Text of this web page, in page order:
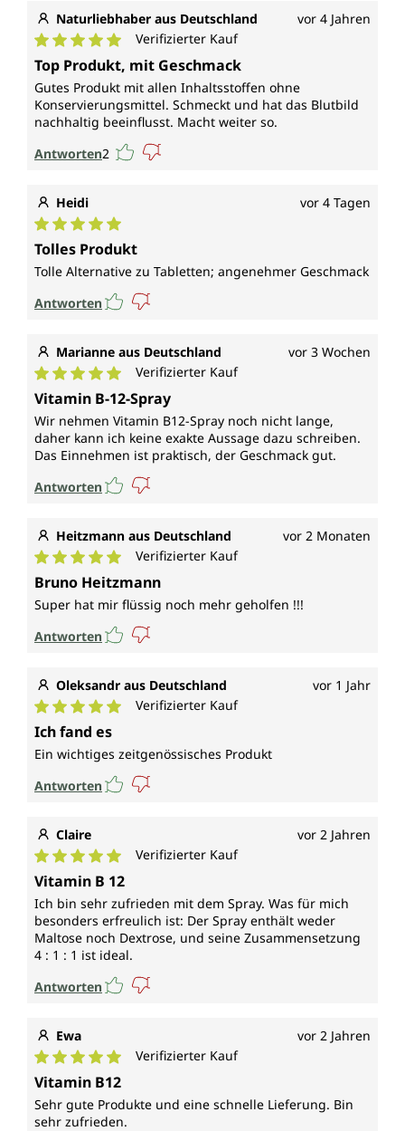
Naturliebhaber aus Deutschland vor 4 Jahren
Durchschnittliche Bewertung von 5 von 5 Sternen
Verifizierter Kauf
Top Produkt, mit Geschmack
Gutes Produkt mit allen Inhaltsstoffen ohne
Konservierungsmittel. Schmeckt und hat das Blutbild
nachhaltig beeinflusst. Macht weiter so.
Antworten2
Heidi vor 4 Tagen
Durchschnittliche Bewertung von 5 von 5 Sternen
Tolles Produkt
Tolle Alternative zu Tabletten; angenehmer Geschmack
Antworten
Marianne aus Deutschland vor 3 Wochen
Durchschnittliche Bewertung von 5 von 5 Sternen
Verifizierter Kauf
Vitamin B-12-Spray
Wir nehmen Vitamin B12-Spray noch nicht lange,
daher kann ich keine exakte Aussage dazu schreiben.
Das Einnehmen ist praktisch, der Geschmack gut.
Antworten
Heitzmann aus Deutschland vor 2 Monaten
Durchschnittliche Bewertung von 5 von 5 Sternen
Verifizierter Kauf
Bruno Heitzmann
Super hat mir flüssig noch mehr geholfen !!!
Antworten
Oleksandr aus Deutschland vor 1 Jahr
Durchschnittliche Bewertung von 5 von 5 Sternen
Verifizierter Kauf
Ich fand es
Ein wichtiges zeitgenössisches Produkt
Antworten
Claire vor 2 Jahren
Durchschnittliche Bewertung von 5 von 5 Sternen
Verifizierter Kauf
Vitamin B 12
Ich bin sehr zufrieden mit dem Spray. Was für mich
besonders erfreulich ist: Der Spray enthält weder
Maltose noch Dextrose, und seine Zusammensetzung
4 : 1 : 1 ist ideal.
Antworten
Ewa vor 2 Jahren
Durchschnittliche Bewertung von 5 von 5 Sternen
Verifizierter Kauf
Vitamin B12
Sehr gute Produkte und eine schnelle Lieferung. Bin
sehr zufrieden.